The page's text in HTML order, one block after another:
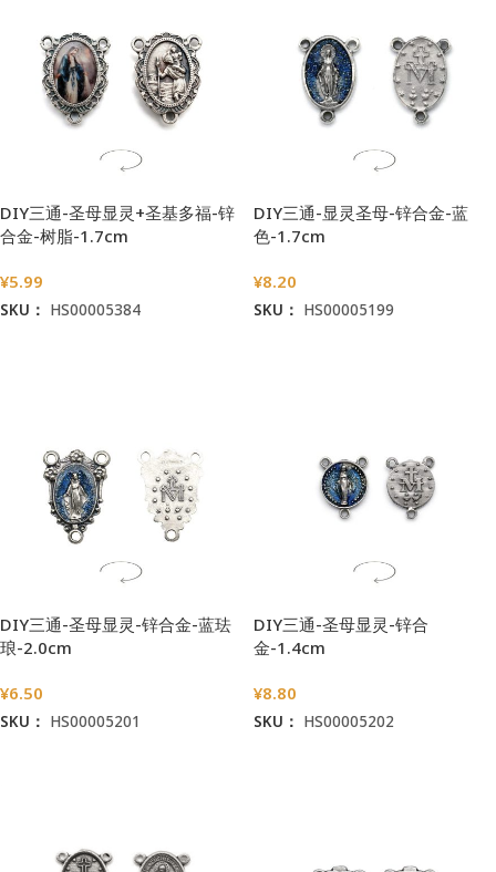
DIY三通-圣母显灵+圣基多福-锌
合金-树脂-1.7cm
¥5.99
SKU： HS00005384
DIY三通-显灵圣母-锌合金-蓝
色-1.7cm
¥8.20
SKU： HS00005199
DIY三通-圣母显灵-锌合金-蓝珐
琅-2.0cm
¥6.50
SKU： HS00005201
DIY三通-圣母显灵-锌合
金-1.4cm
¥8.80
SKU： HS00005202